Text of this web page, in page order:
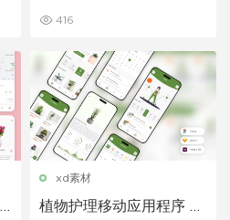
416
xd素材
植物护理移动应用程序 UI